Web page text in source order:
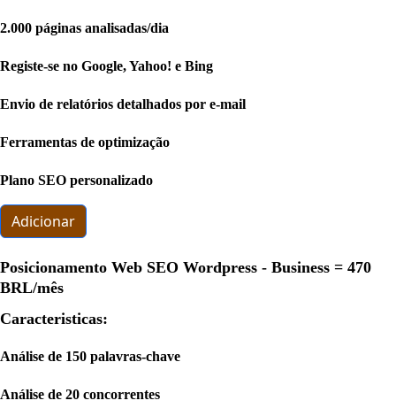
2.000 páginas analisadas/dia
Registe-se no Google, Yahoo! e Bing
Envio de relatórios detalhados por e-mail
Ferramentas de optimização
Plano SEO personalizado
Adicionar
Posicionamento Web SEO Wordpress - Business = 470
BRL/mês
Caracteristicas:
Análise de 150 palavras-chave
Análise de 20 concorrentes